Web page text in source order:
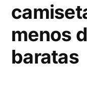
menos
baratas